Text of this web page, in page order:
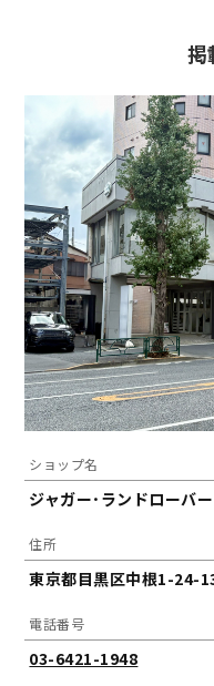
掲
ショップ名
ジャガー･ランドローバ
住所
東京都目黒区中根1-24-
電話番号
03-6421-1948